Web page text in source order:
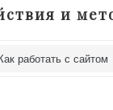
и
работать с сайтом